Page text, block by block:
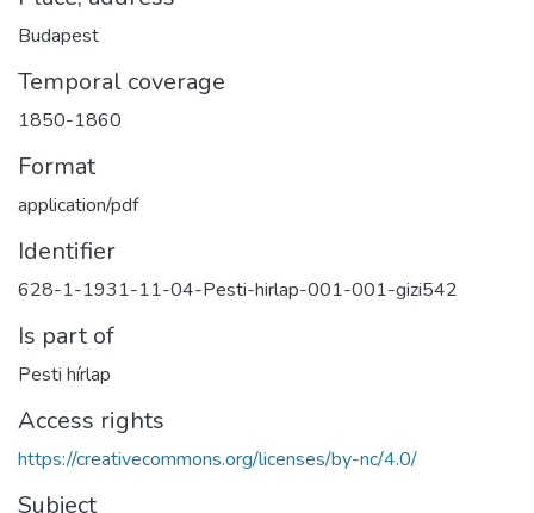
Budapest
Temporal coverage
1850-1860
Format
application/pdf
Identifier
628-1-1931-11-04-Pesti-hirlap-001-001-gizi542
Is part of
Pesti hírlap
Access rights
https://creativecommons.org/licenses/by-nc/4.0/
Subject